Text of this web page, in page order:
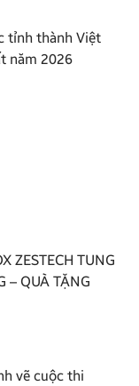
tỉnh thành Việt
năm 2026
ZESTECH TUNG
– QUÀ TẶNG
vẽ cuộc thi